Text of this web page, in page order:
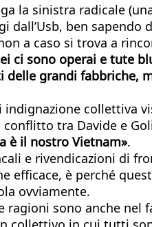
la sinistra radicale
ben sapendo
a caso si trova a
ci sono operai e tute
grandi fabbriche,
collettiva
tra Davide e
è il nostro Vietnam».
e rivendicazioni di
efficace, è perché
ovviamente.
sono anche nel